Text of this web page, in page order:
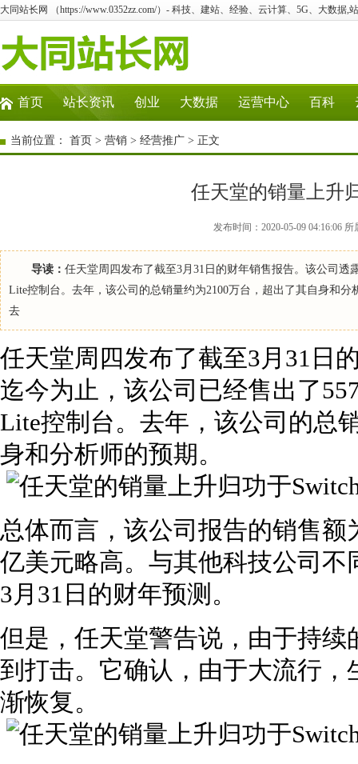
大同站长网 （https://www.0352zz.com/）- 科技、建站、经验、云计算、5G、大数据,
首页 站长资讯 创业 大数据 运营中心 百科
当前位置： 首页 > 营销 > 经营推广 > 正文
任天堂的销量上升
发布时间：2020-05-09 04:16:06
导读： 任天堂周四发布了截至3月31日的财年销售报告。该公司透
Lite控制台。去年，该公司的总销量约为2100万台，超出了其自身和
去
任天堂周四发布了截至3月31日
迄今为止，该公司已经售出了
Lite控制台。去年，该公司的总
身和分析师的预期。
总体而言，该公司报告的销售额
亿美元略高。与其他科技公司
3月31日的财年预测。
但是，任天堂警告说，由于持
到打击。它确认，由于大流行
渐恢复。